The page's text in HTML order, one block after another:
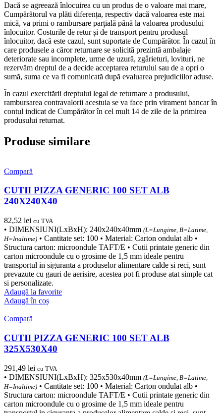
Dacă se agreează înlocuirea cu un produs de o valoare mai mare,
Cumpărătorul va plăti diferența, respectiv dacă valoarea este mai
mică, va primi o rambursare parțială până la valoarea produsului
înlocuitor. Costurile de retur și de transport pentru produsul
înlocuitor, dacă este cazul, sunt suportate de Cumpărător. În cazul în
care produsele a căror returnare se solicită prezintă ambalaje
deteriorate sau incomplete, urme de uzură, zgârieturi, lovituri, ne
rezervăm dreptul de a decide acceptarea returului sau de a opri o
sumă, suma ce va fi comunicată după evaluarea prejudiciilor aduse.
În cazul exercitării dreptului legal de returnare a produsului,
rambursarea contravalorii acestuia se va face prin virament bancar în
contul indicat de Cumpărător în cel mult 14 de zile de la primirea
produsului returnat.
Produse similare
Compară
CUTII PIZZA GENERIC 100 SET ALB
240X240X40
82,52 lei cu TVA
• DIMENSIUNI(LxBxH): 240x240x40mm (L=Lungime, B=Latime,
H=Inaltime) • Cantitate set: 100 • Material: Carton ondulat alb •
Structura carton: microondule TAFT/E • Cutii printate generic din
carton microondule cu o grosime de 1,5 mm ideale pentru
transportul in siguranta a produselor alimentare calde si reci, sunt
prevazute cu gauri de aerisire, acestea pot fi produse atat simple cat
si personalizate.
Adaugă la favorite
Adaugă în coș
Compară
CUTII PIZZA GENERIC 100 SET ALB
325X530X40
291,49 lei cu TVA
• DIMENSIUNI(LxBxH): 325x530x40mm (L=Lungime, B=Latime,
H=Inaltime) • Cantitate set: 100 • Material: Carton ondulat alb •
Structura carton: microondule TAFT/E • Cutii printate generic din
carton microondule cu o grosime de 1,5 mm ideale pentru